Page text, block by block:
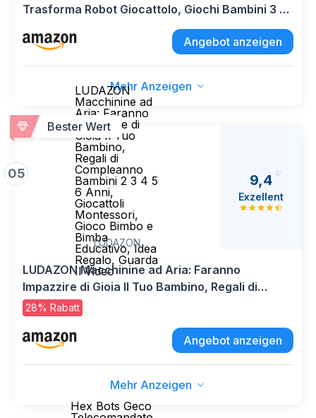
Trasforma Robot Giocattolo, Giochi Bambini 3 4
5 6 7 8 Anni, Regalo Bambino 3-9 Anni Maschio,
Auto Radiocomandata Regalo Compleanno
Angebot anzeigen
Mehr Anzeigen
Bester Wert
05
LUDAZON
Macchinine ad
Aria: Faranno
Impazzire di
Gioia Il Tuo
Bambino,
Regali di
Compleanno
Bambini 2 3 4 5
6 Anni,
Giocattoli
Montessori,
Gioco Bimbo e
Bimba
Educativo, Idea
Regalo, Guarda
Il Video
LUDAZON
9,4
Exzellent
LUDAZON Macchinine ad Aria: Faranno
Impazzire di Gioia Il Tuo Bambino, Regali di
Compleanno Bambini 2 3 4 5 6 Anni, Giocattoli
Montessori, Gioco Bimbo e Bimba Educativo,
Idea Regalo, Guarda Il Video
28% Rabatt
Angebot anzeigen
Mehr Anzeigen
Hex Bots Geco